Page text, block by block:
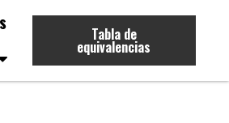
Tabla de
equivalencias